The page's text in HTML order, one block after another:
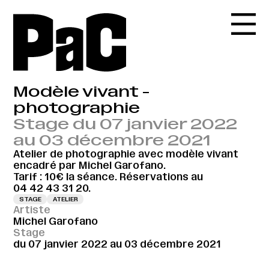
Modèle vivant -
photographie
Stage du 07 janvier 2022
au 03 décembre 2021
Atelier de photographie avec modèle vivant
encadré par Michel Garofano.
Tarif : 10€ la séance. Réservations au
04 42 43 31 20.
STAGE ATELIER
Artiste
Michel Garofano
Stage
du 07 janvier 2022 au 03 décembre 2021